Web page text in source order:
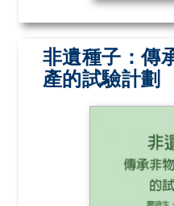
非遺種子：傳
產的試驗計劃